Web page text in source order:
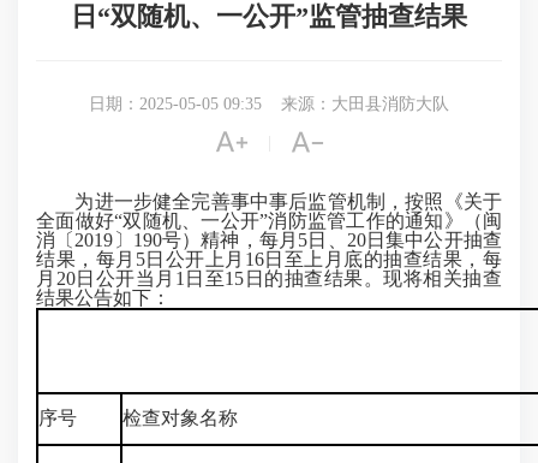
日“双随机、一公开”监管抽查结果
日期：2025-05-05 09:35 来源：大田县消防大队
 
为进一步健全完善事中事后监管机制，按照《关于
全面做好“双随机、一公开”消防监管工作的通知》（闽
消〔2019〕190号）精神，每月5日、20日集中公开抽查
结果，每月5日公开上月16日至上月底的抽查结果，每
月20日公开当月1日至15日的抽查结果。现将相关抽查
结果公告如下：
序号 检查对象名称